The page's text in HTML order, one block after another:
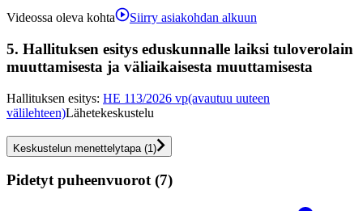
Videossa oleva kohta Siirry asiakohdan alkuun
5. Hallituksen esitys eduskunnalle laiksi tuloverolain
muuttamisesta ja väliaikaisesta muuttamisesta
Hallituksen esitys: HE 113/2026 vp(avautuu uuteen
välilehteen)Lähetekeskustelu
Keskustelun menettelytapa (1)
Pidetyt puheenvuorot (7)